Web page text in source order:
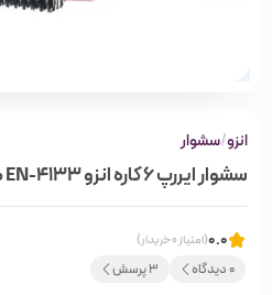
انزو/سشوار
سشوار ایررپ 6 کاره انزو EN-4133 طوسی
0.0(امتیاز 0 خریدار)
0 دیدگاه 3 پرسش